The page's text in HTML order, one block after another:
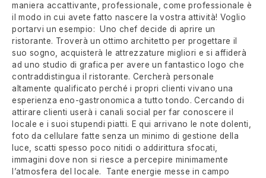
maniera accattivante, professionale, come professionale è
il modo in cui avete fatto nascere la vostra attività! Voglio
portarvi un esempio: Uno chef decide di aprire un
ristorante. Troverà un ottimo architetto per progettare il
suo sogno, acquisterà le attrezzature migliori e si affiderà
ad uno studio di grafica per avere un fantastico logo che
contraddistingua il ristorante. Cercherà personale
altamente qualificato perché i propri clienti vivano una
esperienza eno-gastronomica a tutto tondo. Cercando di
attirare clienti userà i canali social per far conoscere il
locale e i suoi stupendi piatti. E qui arrivano le note dolenti,
foto da cellulare fatte senza un minimo di gestione della
luce, scatti spesso poco nitidi o addirittura sfocati,
immagini dove non si riesce a percepire minimamente
l’atmosfera del locale. Tante energie messe in campo